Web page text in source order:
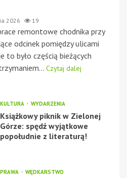
2026 19
remontowe chodnika przy
odcinek pomiędzy ulicami
to było częścią bieżących
Czytaj dalej
KULTURA WYDARZENIA
Książkowy piknik w Zielonej
Górze: spędź wyjątkowe
popołudnie z literaturą!
PRAWA WĘDKARSTWO